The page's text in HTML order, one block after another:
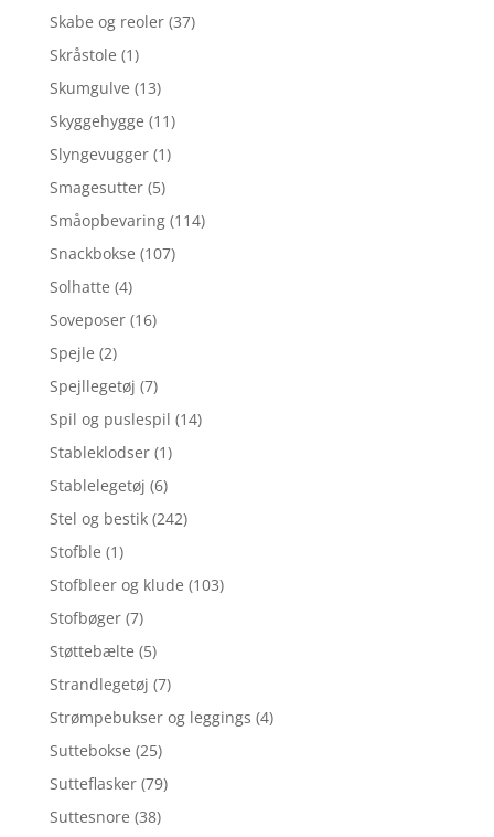
Skabe og reoler (37)
Skråstole (1)
Skumgulve (13)
Skyggehygge (11)
Slyngevugger (1)
Smagesutter (5)
Småopbevaring (114)
Snackbokse (107)
Solhatte (4)
Soveposer (16)
Spejle (2)
Spejllegetøj (7)
Spil og puslespil (14)
Stableklodser (1)
Stablelegetøj (6)
Stel og bestik (242)
Stofble (1)
Stofbleer og klude (103)
Stofbøger (7)
Støttebælte (5)
Strandlegetøj (7)
Strømpebukser og leggings (4)
Suttebokse (25)
Sutteflasker (79)
Suttesnore (38)